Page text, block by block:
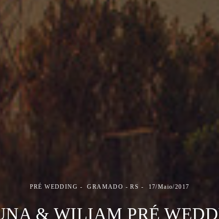
PRÉ WEDDING GRAMADO - RS 17/Maio/2017
& WILIAM PRÉ